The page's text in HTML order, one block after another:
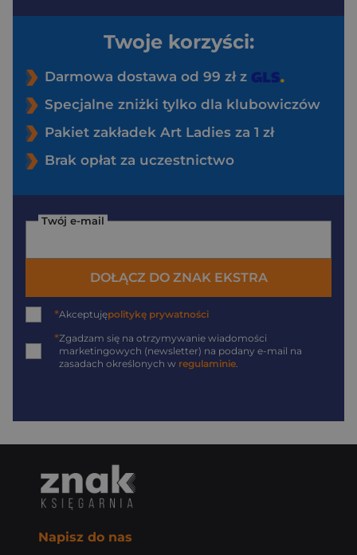
Twoje korzyści:
Darmowa dostawa od 99 zł z
Specjalne zniżki tylko dla klubowiczów
Pakiet zakładek Art Ladies za 1 zł
Brak opłat za uczestnictwo
Twój e-mail
DOŁĄCZ DO ZNAK EKSTRA
*Akceptujępolitykę prywatności
*Zgadzam się na otrzymywanie wiadomości
marketingowych (newsletter) na podany e-mail na
zasadach określonych w regulaminie.
Napisz do nas